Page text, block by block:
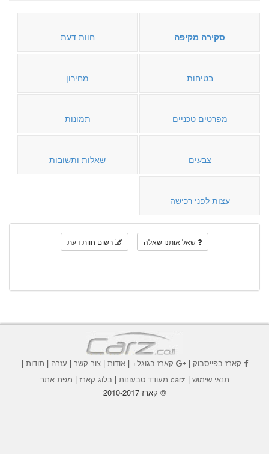
סקירה מקיפה חוות דעת
בטיחות מחירון
מפרטים טכניים תמונות
צבעים שאלות ותשובות
עצות לפני רכישה
שאל אותנו שאלה רשום חוות דעת
קארז בפייסבוק| קארז בגוגל+|אודות |צור קשר | עזרה | תודות |
תנאי שימוש | carz מעודד טבעונות | בלוג קארז | מפת אתר
© קארז 2010-2017